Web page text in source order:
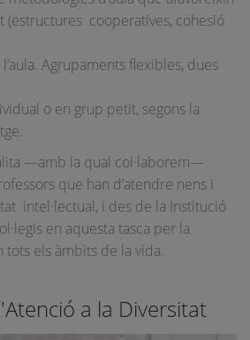
(estructures cooperatives, cohesió
Agrupaments flexibles, dues
o en grup petit, segons la
—amb la qual col·laborem—
que han d’atendre nens i
intel·lectual, i des de la Institució
en aquesta tasca per la
els àmbits de la vida.
a la Diversitat